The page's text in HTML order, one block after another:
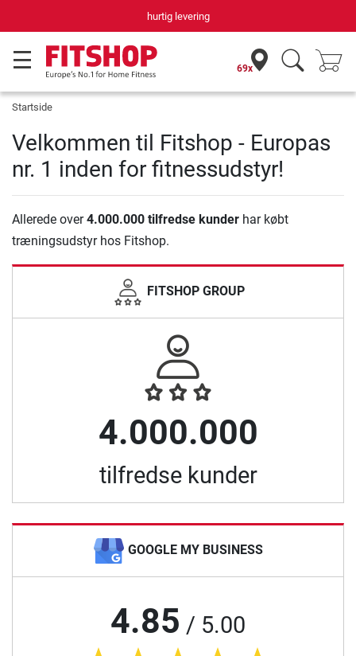
hurtig levering
69x
Startside
Velkommen til Fitshop - Europas
nr. 1 inden for fitnessudstyr!
Allerede over4.000.000 tilfredse kunder har købt
træningsudstyr hos Fitshop.
FITSHOP GROUP
4.000.000
tilfredse kunder
GOOGLE MY BUSINESS
4.85 / 5.00